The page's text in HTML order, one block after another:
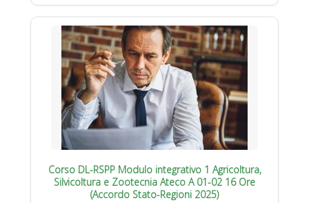
Corso DL-RSPP Modulo integrativo 1 Agricoltura,
Silvicoltura e Zootecnia Ateco A 01-02 16 Ore
(Accordo Stato-Regioni 2025)